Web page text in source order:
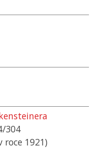
304
roce 1921)